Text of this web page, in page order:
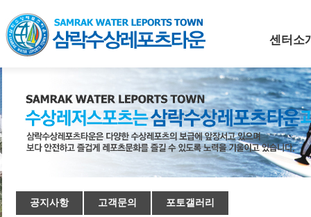
센터소
공지사항 고객문의 포토갤러리